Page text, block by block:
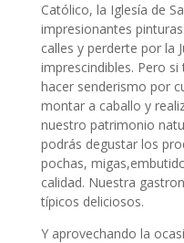
Católico, la Iglesía de
impresionantes
calles y perderte por la
imprescindibles. Pero
hacer senderismo por
montar a caballo y
nuestro patrimonio
podrás degustar los
pochas,
calidad. Nuestra
típicos deliciosos.
Y aprovechando la